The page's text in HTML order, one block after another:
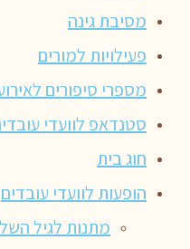
מסיבת גינה
פעילויות למורים
מספרי סיפורים
סטנדאפ לוועדי
חוג בית
הופעות לוועדי עובדים
מתנות לגיל